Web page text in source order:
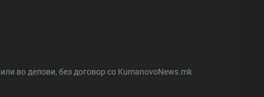
во делови, без договор со KumanovoNews.mk